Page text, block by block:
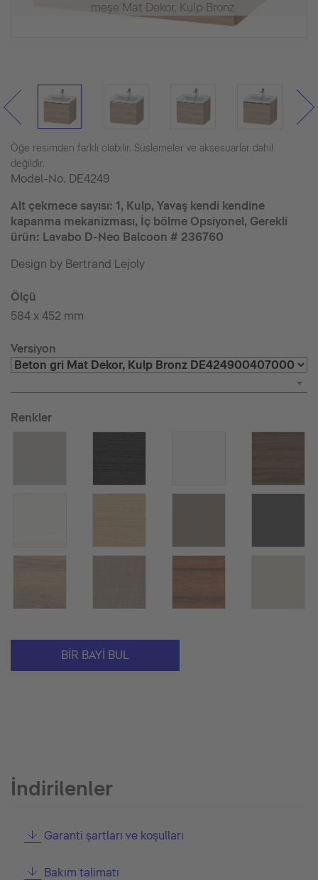
meşe Mat Dekor, Kulp Bronz
Öğe resimden farklı olabilir. Süslemeler ve aksesuarlar dahil
değildir.
Model-No. DE4249
Alt çekmece sayısı: 1, Kulp, Yavaş kendi kendine
kapanma mekanizması, İç bölme Opsiyonel, Gerekli
ürün: Lavabo D-Neo Balcoon # 236760
Design by Bertrand Lejoly
Ölçü
584 x 452 mm
Versiyon
Renkler
BIR BAYI BUL
İndirilenler
Garanti şartları ve koşulları
Bakım talimatı